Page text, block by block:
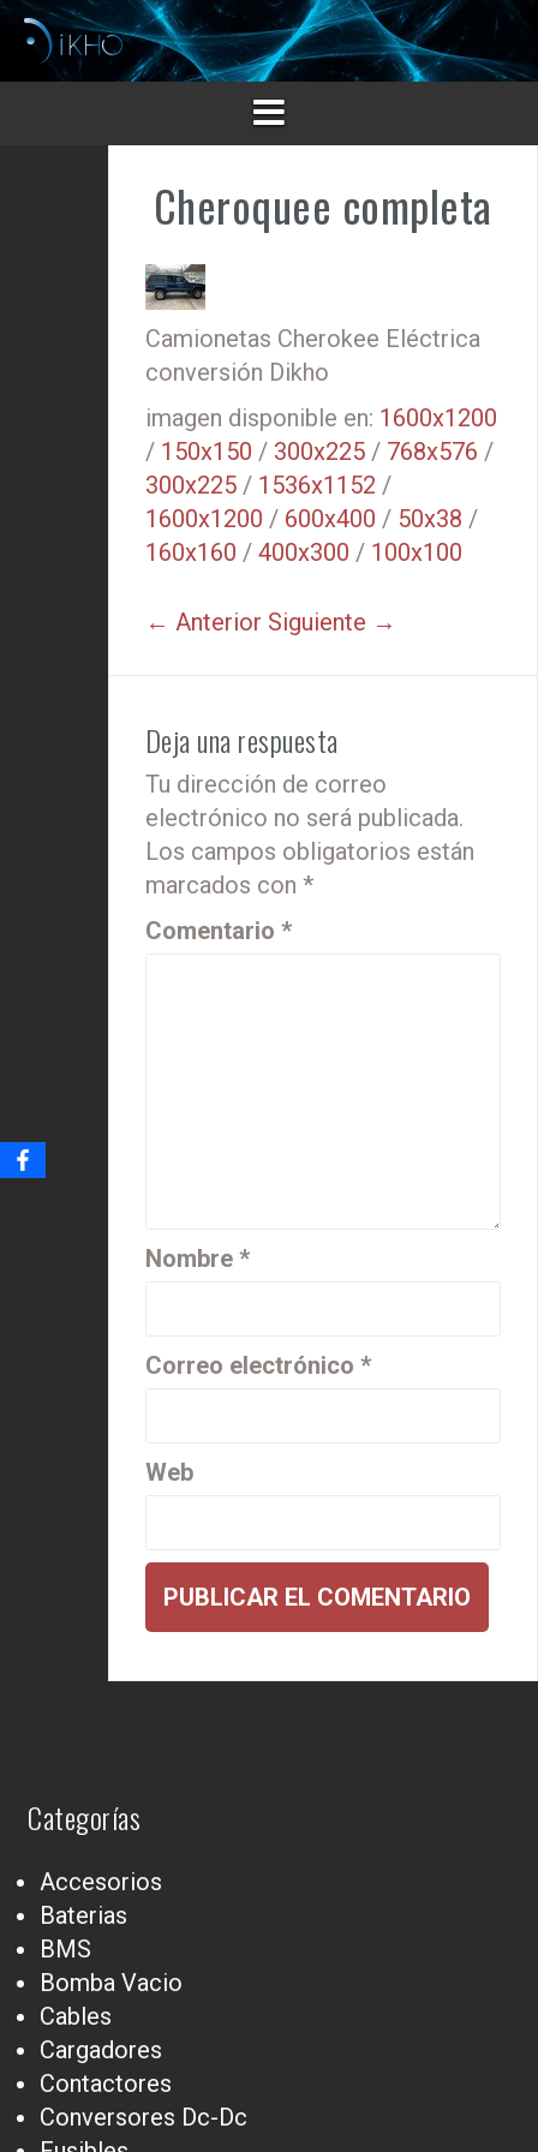
Saltar
contenido
Cheroquee completa
Camionetas Cherokee Eléctrica
conversión Dikho
imagen disponible en: 1600x1200
/ 150x150 / 300x225/ 768x576 /
300x225/ 1536x1152 /
1600x1200 / 600x400 / 50x38 /
160x160 / 400x300 / 100x100
← Anterior Siguiente →
Deja una respuesta
Tu dirección de correo
electrónico no será publicada.
Los campos obligatorios están
marcados con *
Comentario *
Nombre *
Correo electrónico *
Web
Categorías
Accesorios
Baterias
BMS
Bomba Vacio
Cables
Cargadores
Contactores
Conversores Dc-Dc